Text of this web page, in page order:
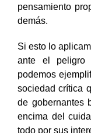
pensamiento
demás.
Si esto lo
ante el peligro
podemos
sociedad crítica
de gobernantes
encima del
todo por sus